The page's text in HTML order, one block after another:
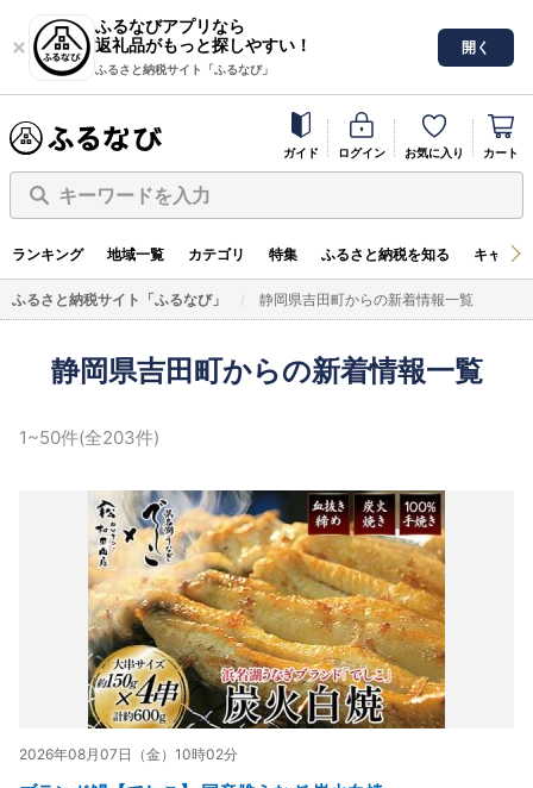
ふるなびアプリなら
返礼品がもっと探しやすい！
ふるさと納税サイト「ふるなび」
開く
ガイド ログイン お気に入り カート
キーワードを入力
ランキング 地域一覧 カテゴリ 特集 ふるさと納税を知る キャン
ふるさと納税サイト「ふるなび」 静岡県吉田町からの新着情報一覧
静岡県吉田町からの新着情報一覧
1~50件(全203件)
2026年08月07日（金）10時02分